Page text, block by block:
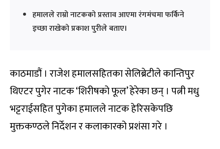
हमालले राम्रो नाटकको प्रस्ताव आएमा रंगमंचमा फर्किने
इच्छा राखेको प्रकाश पुरीले बताए।
काठमाडौं । राजेश हमालसहितका सेलिब्रेटीले कान्तिपुर
थिएटर पुगेर नाटक ‘शिरीषको फूल’ हेरेका छन् । पत्नी मधु
भट्टराईसहित पुगेका हमालले नाटक हेरिसकेपछि
मुक्तकण्ठले निर्देशन र कलाकारको प्रशंसा गरे ।